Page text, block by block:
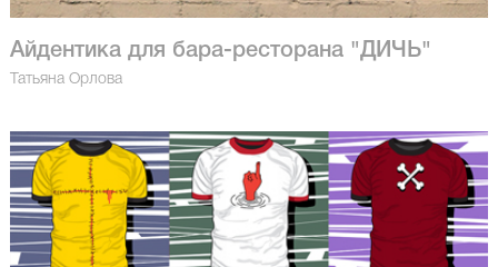
Айдентика для бара-ресторана "ДИЧЬ"
Татьяна Орлова